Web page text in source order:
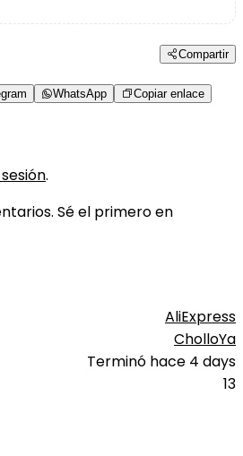
Compartir
WhatsApp Copiar enlace
.
Sé el primero en
AliExpress
CholloYa
Terminó hace 4 days
13